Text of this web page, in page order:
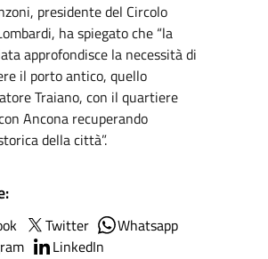
presidente del Circolo
ha spiegato che “la
approfondisce la necessità di
il porto antico, quello
Traiano, con il quartiere
Ancona recuperando
della città”.
Twitter
Whatsapp
LinkedIn